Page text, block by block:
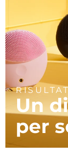
Un
per